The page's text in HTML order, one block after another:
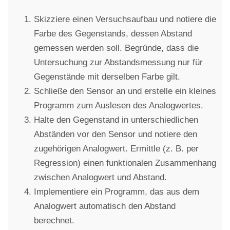
Skizziere einen Versuchsaufbau und notiere die
Farbe des Gegenstands, dessen Abstand
gemessen werden soll. Begründe, dass die
Untersuchung zur Abstandsmessung nur für
Gegenstände mit derselben Farbe gilt.
Schließe den Sensor an und erstelle ein kleines
Programm zum Auslesen des Analogwertes.
Halte den Gegenstand in unterschiedlichen
Abständen vor den Sensor und notiere den
zugehörigen Analogwert. Ermittle (z. B. per
Regression) einen funktionalen Zusammenhang
zwischen Analogwert und Abstand.
Implementiere ein Programm, das aus dem
Analogwert automatisch den Abstand
berechnet.